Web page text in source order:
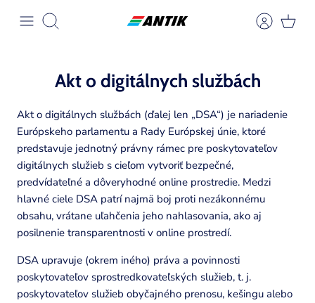
Hľadať
Zobraziť stránku
Zobraziť stránku
Zobraziť stránku
Zobraziť stránku
Zobraziť stránku
Zobraziť stránku
Akt o digitálnych službách
Akt o digitálnych službách (ďalej len „DSA“) je nariadenie
Európskeho parlamentu a Rady Európskej únie, ktoré
predstavuje jednotný právny rámec pre poskytovateľov
digitálnych služieb s cieľom vytvoriť bezpečné,
predvídateľné a dôveryhodné online prostredie. Medzi
hlavné ciele DSA patrí najmä boj proti nezákonnému
obsahu, vrátane uľahčenia jeho nahlasovania, ako aj
posilnenie transparentnosti v online prostredí.
DSA upravuje (okrem iného) práva a povinnosti
poskytovateľov sprostredkovateľských služieb, t. j.
poskytovateľov služieb obyčajného prenosu, kešingu alebo